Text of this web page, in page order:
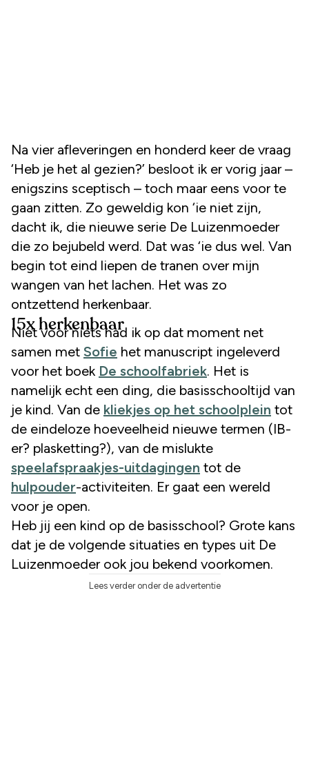
Na vier afleveringen en honderd keer de vraag
‘Heb je het al gezien?’ besloot ik er vorig jaar –
enigszins sceptisch – toch maar eens voor te
gaan zitten. Zo geweldig kon ‘ie niet zijn,
dacht ik, die nieuwe serie De Luizenmoeder
die zo bejubeld werd. Dat was ‘ie dus wel. Van
begin tot eind liepen de tranen over mijn
wangen van het lachen. Het was zo
ontzettend herkenbaar.
15x herkenbaar
Niet voor niets had ik op dat moment net
samen met Sofie het manuscript ingeleverd
voor het boek De schoolfabriek. Het is
namelijk echt een ding, die basisschooltijd van
je kind. Van de kliekjes op het schoolplein tot
de eindeloze hoeveelheid nieuwe termen (IB-
er? plasketting?), van de mislukte
speelafspraakjes-uitdagingen tot de
hulpouder-activiteiten. Er gaat een wereld
voor je open.
Heb jij een kind op de basisschool? Grote kans
dat je de volgende situaties en types uit De
Luizenmoeder ook jou bekend voorkomen.
Lees verder onder de advertentie